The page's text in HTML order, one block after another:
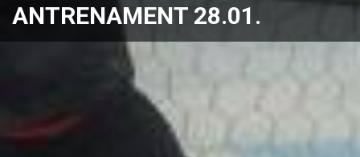
ANTRENAMENT 28.01.